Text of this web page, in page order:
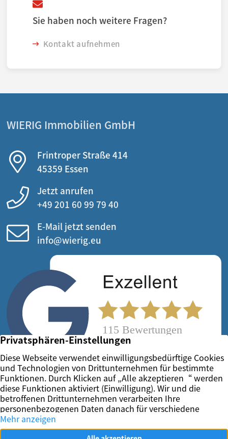
Sie haben noch weitere Fragen?
Kontakt aufnehmen
WIERIG Immobilien GmbH
Frintroper Straße 414
45359 Essen
Jetzt anrufen
+49 201 60 99 79 40
E-Mail jetzt senden
info@wierig.eu
Vertrag widerrufen
Kontakt